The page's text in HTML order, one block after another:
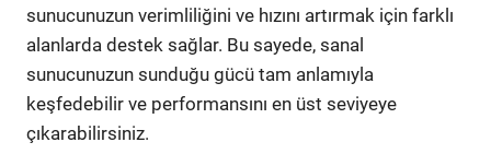
sunucunuzun verimliliğini ve hızını artırmak için farklı
alanlarda destek sağlar. Bu sayede, sanal
sunucunuzun sunduğu gücü tam anlamıyla
keşfedebilir ve performansını en üst seviyeye
çıkarabilirsiniz.